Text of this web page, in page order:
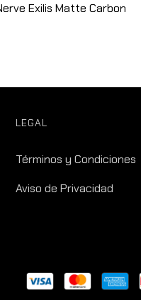
Exilis Matte Carbon
LEGAL
Términos y Condiciones
Aviso de Privacidad